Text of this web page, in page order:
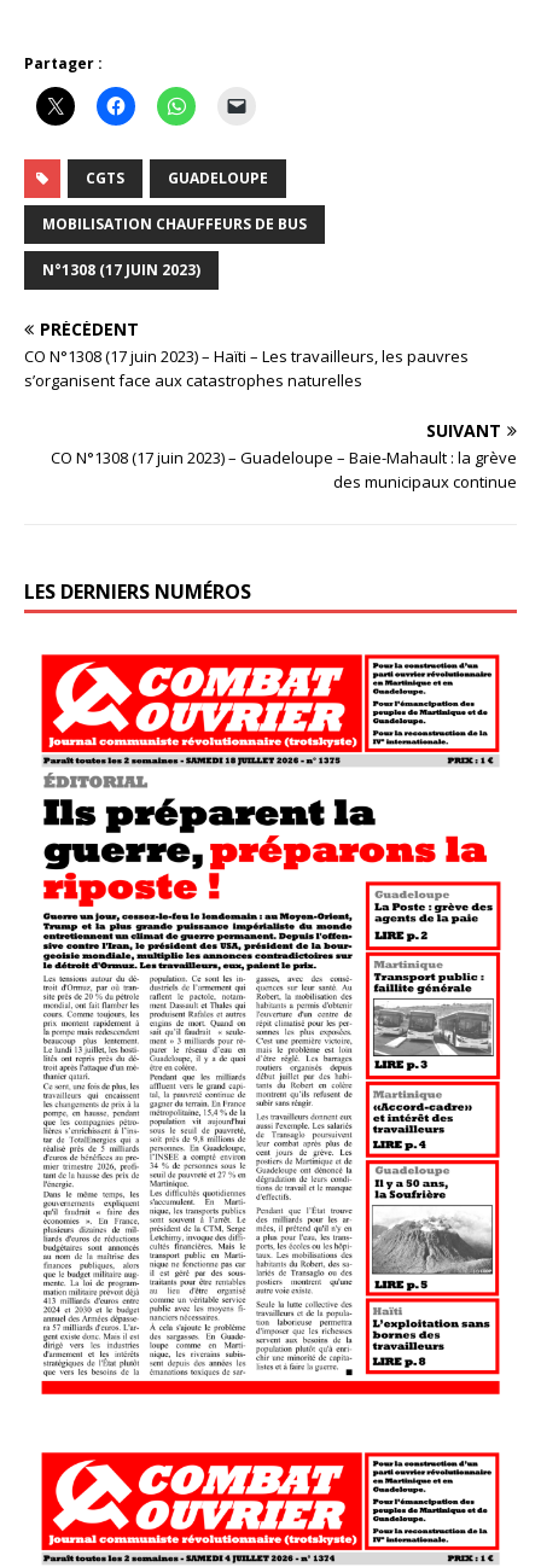
Partager :
CGTS GUADELOUPE
MOBILISATION CHAUFFEURS DE BUS
N°1308 (17 JUIN 2023)
PRÉCÉDENT
CO N°1308 (17 juin 2023) – Haïti – Les travailleurs, les pauvres
s’organisent face aux catastrophes naturelles
SUIVANT
CO N°1308 (17 juin 2023) – Guadeloupe – Baie-Mahault : la grève
des municipaux continue
LES DERNIERS NUMÉROS